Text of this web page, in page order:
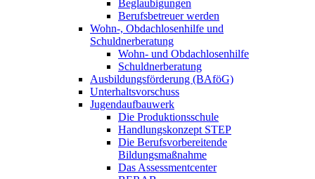
Beglaubigungen
Berufsbetreuer werden
Wohn-, Obdachlosenhilfe und
Schuldnerberatung
Wohn- und Obdachlosenhilfe
Schuldnerberatung
Ausbildungsförderung (BAföG)
Unterhaltsvorschuss
Jugendaufbauwerk
Die Produktionsschule
Handlungskonzept STEP
Die Berufsvorbereitende
Bildungsmaßnahme
Das Assessmentcenter